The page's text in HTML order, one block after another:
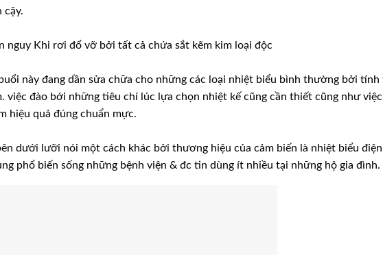
cậy.
nguy Khi rơi đổ vỡ bởi tất cả chứa sắt kẽm kim loại độc
này đang dần sửa chữa cho những các loại nhiệt biểu bình thường bởi tính
việc đào bới những tiêu chí lúc lựa chọn nhiệt kế cũng cần thiết cũng như
hiệu quả đúng chuẩn mực.
dưới lưỡi nói một cách khác bởi thương hiệu của cảm biến là nhiệt biểu
phổ biến sống những bệnh viện & đc tin dùng ít nhiều tại những hộ gia đình.